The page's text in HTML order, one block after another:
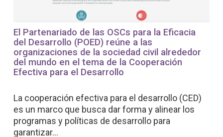
El Partenariado de las OSCs para la Eficacia
del Desarrollo (POED) reúne a las
organizaciones de la sociedad civil alrededor
del mundo en el tema de la Cooperación
Efectiva para el Desarrollo
La cooperación efectiva para el desarrollo (CED)
es un marco que busca dar forma y alinear los
programas y políticas de desarrollo para
garantizar...